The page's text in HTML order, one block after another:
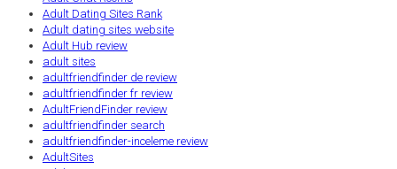
Adult Dating Sites Rank
Adult dating sites website
Adult Hub review
adult sites
adultfriendfinder de review
adultfriendfinder fr review
AdultFriendFinder review
adultfriendfinder search
adultfriendfinder-inceleme review
AdultSites